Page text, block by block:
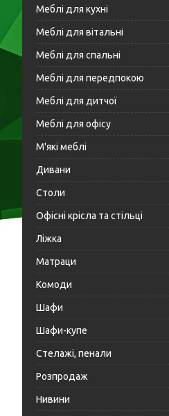
Меблі для кухні
Меблі для вітальні
Меблі для спальні
Меблі для передпокою
Меблі для дитчої
Меблі для офісу
М'які меблі
Дивани
Столи
Офісні крісла та стільці
Ліжка
Матраци
Комоди
Шафи
Шафи-купе
Стелажі, пенали
Розпродаж
Нивини